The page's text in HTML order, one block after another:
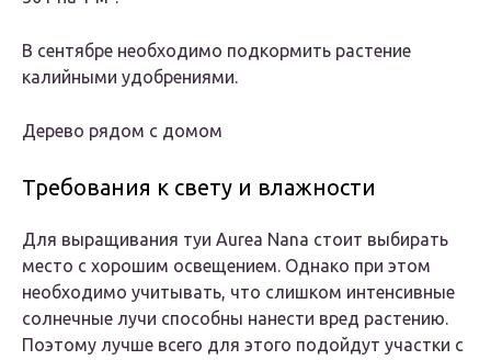
В сентябре необходимо подкормить растение
калийными удобрениями.
Дерево рядом с домом
Требования к свету и влажности
Для выращивания туи Aurea Nana стоит выбирать
место с хорошим освещением. Однако при этом
необходимо учитывать, что слишком интенсивные
солнечные лучи способны нанести вред растению.
Поэтому лучше всего для этого подойдут участки с